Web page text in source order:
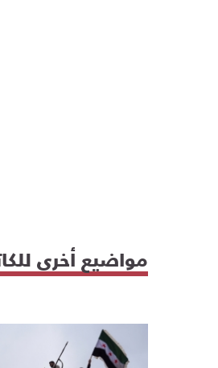
مواضيع أخرى